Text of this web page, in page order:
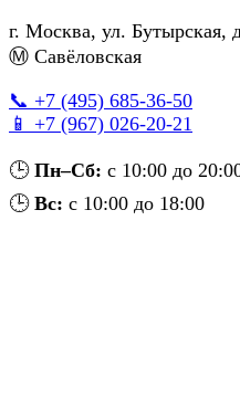
г. Москва, ул. Бутырская,
Ⓜ Савёловская
📞 +7 (495) 685‑36‑50
📱 +7 (967) 026‑20‑21
🕒 Пн–Сб: с 10:00 до
🕒 Вс: с 10:00 до 18:00